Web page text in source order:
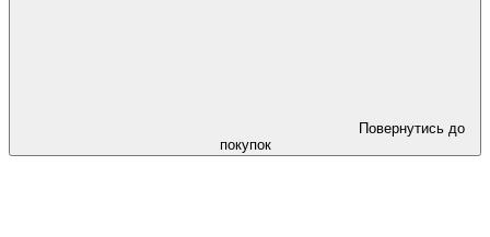
Повернутись до
покупок